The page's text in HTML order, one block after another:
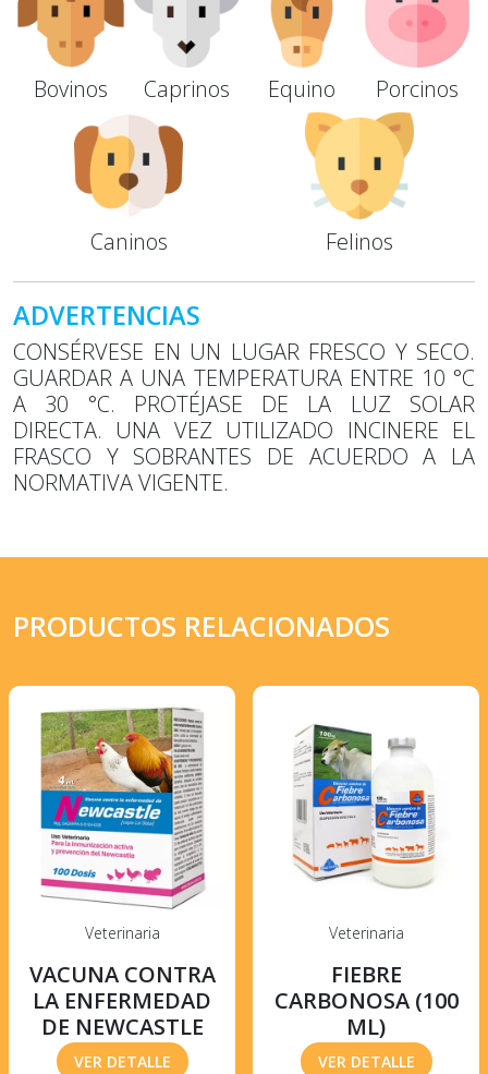
Bovinos Caprinos Equino Porcinos
Caninos Felinos
ADVERTENCIAS
CONSÉRVESE EN UN LUGAR FRESCO Y SECO.
GUARDAR A UNA TEMPERATURA ENTRE 10 °C
A 30 °C. PROTÉJASE DE LA LUZ SOLAR
DIRECTA. UNA VEZ UTILIZADO INCINERE EL
FRASCO Y SOBRANTES DE ACUERDO A LA
NORMATIVA VIGENTE.
PRODUCTOS RELACIONADOS
Veterinaria
VACUNA CONTRA
LA ENFERMEDAD
DE NEWCASTLE
VER DETALLE
Veterinaria
FIEBRE
CARBONOSA (100
ML)
VER DETALLE